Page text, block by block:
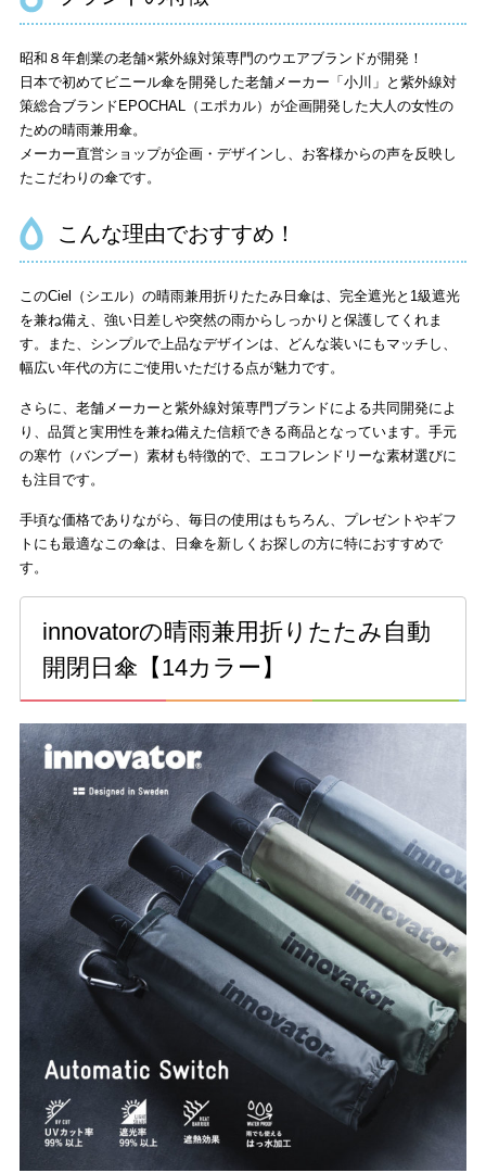
昭和８年創業の老舗×紫外線対策専門のウエアブランドが開発！
日本で初めてビニール傘を開発した老舗メーカー「小川」と紫外線対
策総合ブランドEPOCHAL（エポカル）が企画開発した大人の女性の
ための晴雨兼用傘。
メーカー直営ショップが企画・デザインし、お客様からの声を反映し
たこだわりの傘です。
こんな理由でおすすめ！
このCiel（シエル）の晴雨兼用折りたたみ日傘は、完全遮光と1級遮光
を兼ね備え、強い日差しや突然の雨からしっかりと保護してくれま
す。また、シンプルで上品なデザインは、どんな装いにもマッチし、
幅広い年代の方にご使用いただける点が魅力です。
さらに、老舗メーカーと紫外線対策専門ブランドによる共同開発によ
り、品質と実用性を兼ね備えた信頼できる商品となっています。手元
の寒竹（バンブー）素材も特徴的で、エコフレンドリーな素材選びに
も注目です。
手頃な価格でありながら、毎日の使用はもちろん、プレゼントやギフ
トにも最適なこの傘は、日傘を新しくお探しの方に特におすすめで
す。
innovatorの晴雨兼用折りたたみ自動
開閉日傘【14カラー】